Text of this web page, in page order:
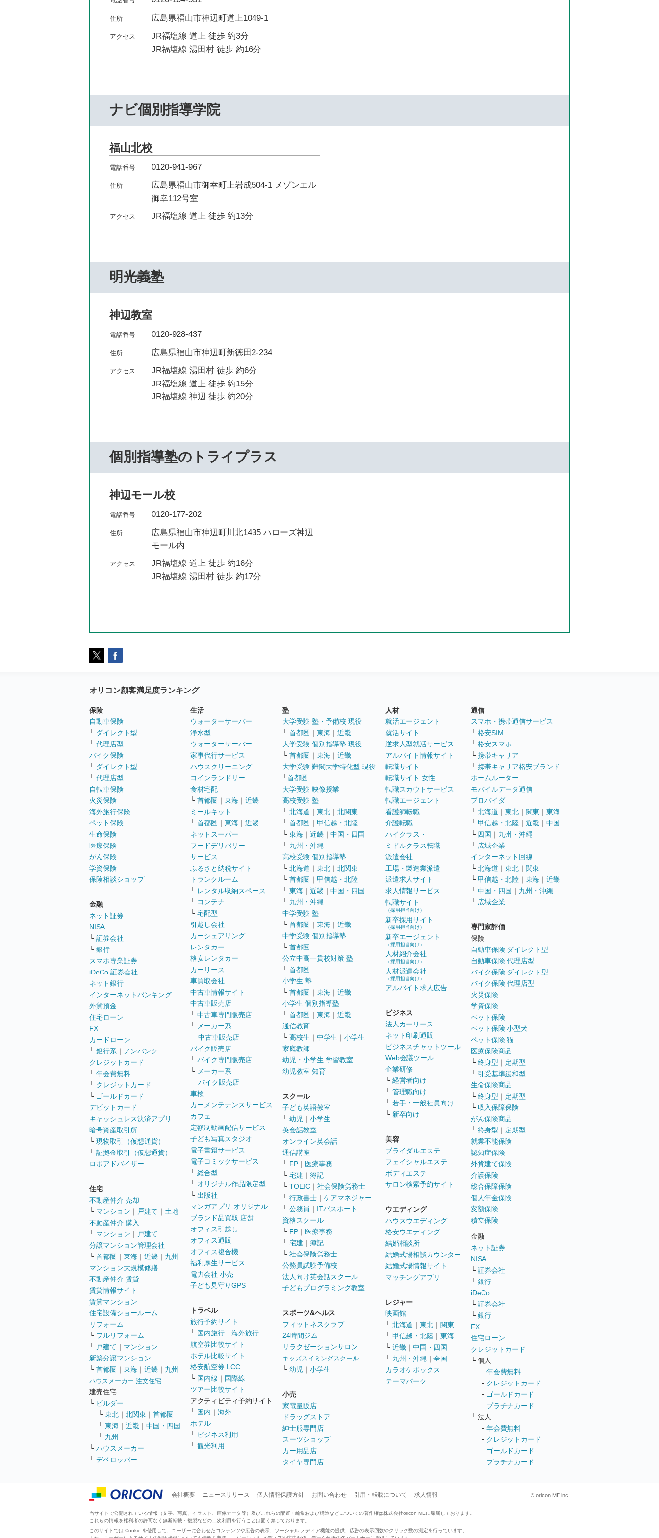
広島県福山市神辺町道上1049-1
JR福塩線 道上 徒歩 約3分
JR福塩線 湯田村 徒歩 約16分
ナビ個別指導学院
福山北校
0120-941-967
広島県福山市御幸町上岩成504-1 メゾンエル
御幸112号室
JR福塩線 道上 徒歩 約13分
明光義塾
神辺教室
0120-928-437
広島県福山市神辺町新徳田2-234
JR福塩線 湯田村 徒歩 約6分
JR福塩線 道上 徒歩 約15分
JR福塩線 神辺 徒歩 約20分
個別指導塾のトライプラス
神辺モール校
0120-177-202
広島県福山市神辺町川北1435 ハローズ神辺
モール内
JR福塩線 道上 徒歩 約16分
JR福塩線 湯田村 徒歩 約17分
オリコン顧客満足度ランキング
保険
自動車保険
└ ダイレクト型
└ 代理店型
バイク保険
└ ダイレクト型
└ 代理店型
自転車保険
火災保険
海外旅行保険
ペット保険
生命保険
医療保険
がん保険
学資保険
保険相談ショップ
金融
ネット証券
NISA
└ 証券会社
└ 銀行
スマホ専業証券
iDeCo 証券会社
ネット銀行
インターネットバンキング
外貨預金
住宅ローン
FX
カードローン
└ 銀行系 ｜
ノンバンク
クレジットカード
└ 年会費無料
└ クレジットカード
└ ゴールドカード
デビットカード
キャッシュレス決済アプリ
暗号資産取引所
└ 現物取引（仮想通貨）
└ 証拠金取引（仮想通貨）
ロボアドバイザー
住宅
不動産仲介 売却
└ マンション ｜ 戸建て ｜ 土地
不動産仲介 購入
└ マンション ｜ 戸建て
分譲マンション管理会社
└ 首都圏 ｜ 東海 ｜ 近畿 ｜ 九州
マンション大規模修繕
不動産仲介 賃貸
賃貸情報サイト
賃貸マンション
住宅設備ショールーム
リフォーム
└ フルリフォーム
└ 戸建て ｜ マンション
新築分譲マンション
└ 首都圏 ｜ 東海 ｜ 近畿 ｜ 九州
ハウスメーカー 注文住宅
建売住宅
└ ビルダー
└ 東北 ｜ 北関東 ｜ 首都圏
└ 東海 ｜ 近畿 ｜ 中国・四国
└ 九州
└ ハウスメーカー
└ デベロッパー
生活
ウォーターサーバー
浄水型
ウォーターサーバー
家事代行サービス
ハウスクリーニング
コインランドリー
食材宅配
└ 首都圏 ｜ 東海 ｜ 近畿
ミールキット
└ 首都圏 ｜ 東海 ｜ 近畿
ネットスーパー
フードデリバリー
サービス
ふるさと納税サイト
トランクルーム
└ レンタル収納スペース
└ コンテナ
└ 宅配型
引越し会社
カーシェアリング
レンタカー
格安レンタカー
カーリース
車買取会社
中古車情報サイト
中古車販売店
└ 中古車専門販売店
└ メーカー系
中古車販売店
バイク販売店
└ バイク専門販売店
└ メーカー系
バイク販売店
車検
カーメンテナンスサービス
カフェ
定額制動画配信サービス
子ども写真スタジオ
電子書籍サービス
電子コミックサービス
└ 総合型
└ オリジナル作品限定型
└ 出版社
マンガアプリ オリジナル
ブランド品買取 店舗
オフィス引越し
オフィス通販
オフィス複合機
福利厚生サービス
電力会社 小売
子ども見守りGPS
トラベル
旅行予約サイト
└ 国内旅行 ｜ 海外旅行
航空券比較サイト
ホテル比較サイト
格安航空券 LCC
└ 国内線 ｜ 国際線
ツアー比較サイト
アクティビティ予約サイト
└ 国内 ｜ 海外
ホテル
└ ビジネス利用
└ 観光利用
塾
大学受験 塾・予備校 現役
└ 首都圏 ｜ 東海 ｜ 近畿
大学受験 個別指導塾 現役
└ 首都圏 ｜ 東海 ｜ 近畿
大学受験 難関大学特化型 現役
└首都圏
大学受験 映像授業
高校受験 塾
└ 北海道 ｜ 東北 ｜ 北関東
└ 首都圏 ｜ 甲信越・北陸
└ 東海 ｜ 近畿 ｜ 中国・四国
└ 九州・沖縄
高校受験 個別指導塾
└ 北海道 ｜ 東北 ｜ 北関東
└ 首都圏 ｜ 甲信越・北陸
└ 東海 ｜ 近畿 ｜ 中国・四国
└ 九州・沖縄
中学受験 塾
└ 首都圏 ｜ 東海 ｜ 近畿
中学受験 個別指導塾
└ 首都圏
公立中高一貫校対策 塾
└ 首都圏
小学生 塾
└ 首都圏 ｜ 東海 ｜ 近畿
小学生 個別指導塾
└ 首都圏 ｜ 東海 ｜ 近畿
通信教育
└ 高校生 ｜ 中学生 ｜ 小学生
家庭教師
幼児・小学生 学習教室
幼児教室 知育
スクール
子ども英語教室
└ 幼児 ｜ 小学生
英会話教室
オンライン英会話
通信講座
└ FP ｜ 医療事務
└ 宅建 ｜ 簿記
└ TOEIC ｜ 社会保険労務士
└ 行政書士 ｜ ケアマネジャー
└ 公務員 ｜ ITパスポート
資格スクール
└ FP ｜ 医療事務
└ 宅建 ｜ 簿記
└ 社会保険労務士
公務員試験予備校
法人向け英会話スクール
子どもプログラミング教室
スポーツ&ヘルス
フィットネスクラブ
24時間ジム
リラクゼーションサロン
キッズスイミングスクール
└ 幼児 ｜ 小学生
小売
家電量販店
ドラッグストア
紳士服専門店
スーツショップ
カー用品店
タイヤ専門店
人材
就活エージェント
就活サイト
逆求人型就活サービス
アルバイト情報サイト
転職サイト
転職サイト 女性
転職スカウトサービス
転職エージェント
看護師転職
介護転職
ハイクラス・
ミドルクラス転職
派遣会社
工場・製造業派遣
派遣求人サイト
求人情報サービス
転職サイト
（採用担当向け）
新卒採用サイト
（採用担当向け）
新卒エージェント
（採用担当向け）
人材紹介会社
（採用担当向け）
人材派遣会社
（採用担当向け）
アルバイト求人広告
ビジネス
法人カーリース
ネット印刷通販
ビジネスチャットツール
Web会議ツール
企業研修
└ 経営者向け
└ 管理職向け
└ 若手・一般社員向け
└ 新卒向け
美容
ブライダルエステ
フェイシャルエステ
ボディエステ
サロン検索予約サイト
ウエディング
ハウスウエディング
格安ウエディング
結婚相談所
結婚式場相談カウンター
結婚式場情報サイト
マッチングアプリ
レジャー
映画館
└ 北海道 ｜ 東北 ｜ 関東
└ 甲信越・北陸 ｜ 東海
└ 近畿 ｜ 中国・四国
└ 九州・沖縄 ｜ 全国
カラオケボックス
テーマパーク
通信
スマホ・携帯通信サービス
└ 格安SIM
└ 格安スマホ
└ 携帯キャリア
└ 携帯キャリア格安ブランド
ホームルーター
モバイルデータ通信
プロバイダ
└ 北海道 ｜ 東北 ｜ 関東 ｜ 東海
└ 甲信越・北陸 ｜ 近畿 ｜ 中国
└ 四国 ｜ 九州・沖縄
└ 広域企業
インターネット回線
└ 北海道 ｜ 東北 ｜ 関東
└ 甲信越・北陸 ｜ 東海 ｜ 近畿
└ 中国・四国 ｜ 九州・沖縄
└ 広域企業
専門家評価
保険
自動車保険 ダイレクト型
自動車保険 代理店型
バイク保険 ダイレクト型
バイク保険 代理店型
火災保険
学資保険
ペット保険
ペット保険 小型犬
ペット保険 猫
医療保険商品
└ 終身型 ｜ 定期型
└ 引受基準緩和型
生命保険商品
└ 終身型 ｜ 定期型
└ 収入保障保険
がん保険商品
└ 終身型 ｜ 定期型
就業不能保険
認知症保険
外貨建て保険
介護保険
総合保障保険
個人年金保険
変額保険
積立保険
金融
ネット証券
NISA
└ 証券会社
└ 銀行
iDeCo
└ 証券会社
└ 銀行
FX
住宅ローン
クレジットカード
└ 個人
└ 年会費無料
└ クレジットカード
└ ゴールドカード
└ プラチナカード
└ 法人
└ 年会費無料
└ クレジットカード
└ ゴールドカード
└ プラチナカード
会社概要 ニュースリリース 個人情報保護方針 お問い合わせ 引用・転載について 求人情報 © oricon ME inc.
当サイトで公開されている情報（文字、写真、イラスト、画像データ等）及びこれらの配置・編集および構造などについての著作権は株式会社oricon MEに帰属しております。
これらの情報を権利者の許可なく無断転載・複製などの二次利用を行うことは固く禁じております。
このサイトでは Cookie を使用して、ユーザーに合わせたコンテンツや広告の表示、ソーシャル メディア機能の提供、広告の表示回数やクリック数の測定を行っています。